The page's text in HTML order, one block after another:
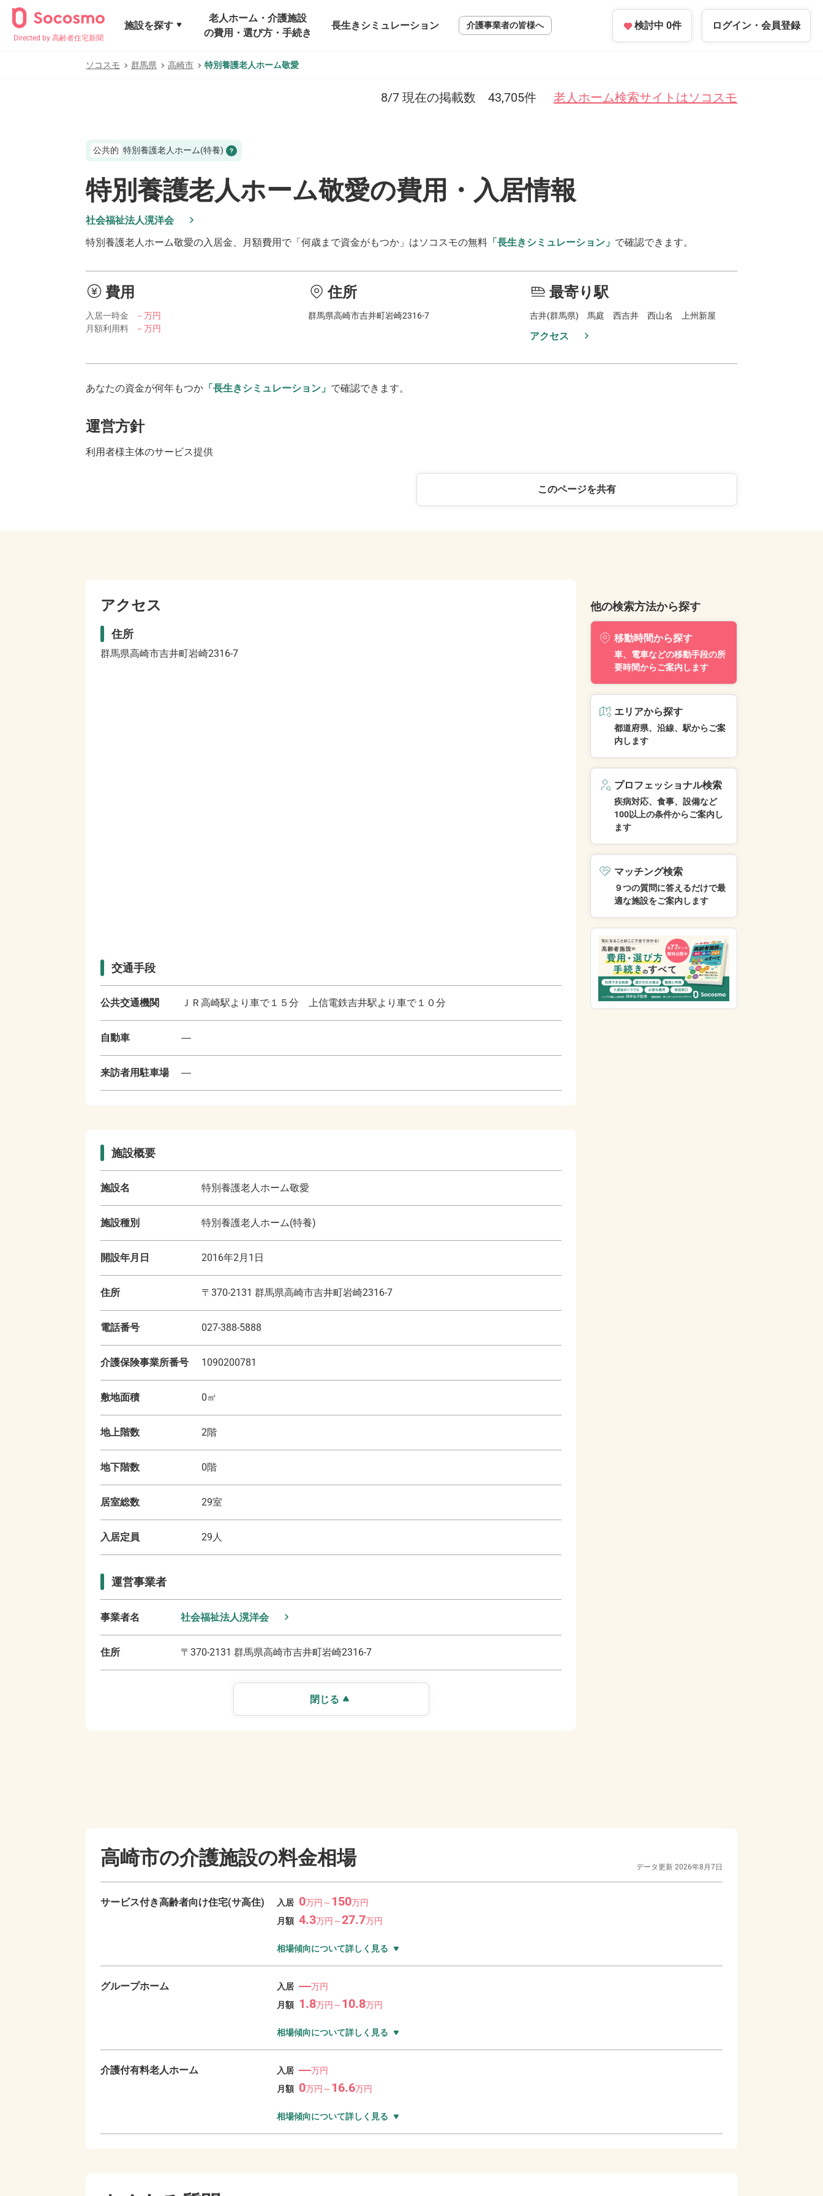
Directed by 高齢者住宅新聞
施設を探す
老人ホーム・介護施設
の費用・選び方・手続き
長生きシミュレーション 介護事業者の皆様へ 検討中 0件 ログイン・ 会員登録
ソコスモ 群馬県 高崎市 特別養護老人ホーム敬愛
8/7 現在の掲載数 43,705件 老人ホーム検索サイトはソコスモ
公共的 特別養護老人ホーム(特養)
特別養護老人ホーム敬愛の費用・入居情報
社会福祉法人滉洋会
特別養護老人ホーム敬愛の入居金、月額費用で「何歳まで資金がもつか」はソコスモの無料 「長生きシミュレーション」 で確認できます。
費用
入居一時金
－万円
月額利用料
－万円
住所
群馬県高崎市吉井町岩崎2316-7
最寄り駅
吉井(群馬県) 馬庭 西吉井 西山名 上州新屋
アクセス
あなたの資金が何年もつか 「長生きシミュレーション」 で確認できます。
運営方針
利用者様主体のサービス提供
このページを共有
アクセス
住所
群馬県高崎市吉井町岩崎2316-7
交通手段
公共交通機関 ＪＲ高崎駅より車で１５分 上信電鉄吉井駅より車で１０分
自動車 ―
来訪者用駐車場 ―
施設概要
施設名 特別養護老人ホーム敬愛
施設種別 特別養護老人ホーム(特養)
開設年月日 2016年2月1日
住所 〒 370-2131 群馬県高崎市吉井町岩崎2316-7
電話番号 027-388-5888
介護保険事業所番号 1090200781
敷地面積 0㎡
地上階数 2階
地下階数 0階
居室総数 29室
入居定員 29人
運営事業者
事業者名 社会福祉法人滉洋会
住所 〒 370-2131 群馬県高崎市吉井町岩崎2316-7
閉じる
他の検索方法から探す
移動時間から探す
車、電車などの移動手段の所
要時間からご案内します
エリアから探す
都道府県、沿線、駅からご案
内します
プロフェッショナル検索
疾病対応、食事、設備など
100以上の条件からご案内し
ます
マッチング検索
９つの質問に答えるだけで最
適な施設をご案内します
高崎市の介護施設の料金相場 データ更新 2026年8月7日
サービス付き高齢者向け住宅(サ高住) 入居 0万円～ 150万円
月額 4.3万円～27.7万円
相場傾向について詳しく見る
グループホーム 入居 ―万円
月額 1.8万円～ 10.8万円
相場傾向について詳しく見る
介護付有料老人ホーム 入居 ―万円
月額 0万円～ 16.6万円
相場傾向について詳しく見る